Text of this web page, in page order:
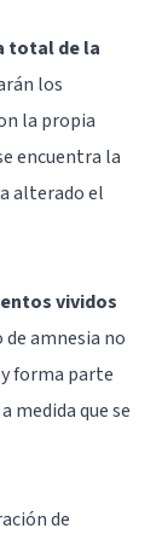
total de la
los
la propia
encuentra la
alterado el
vividos
amnesia no
forma parte
medida que se
de